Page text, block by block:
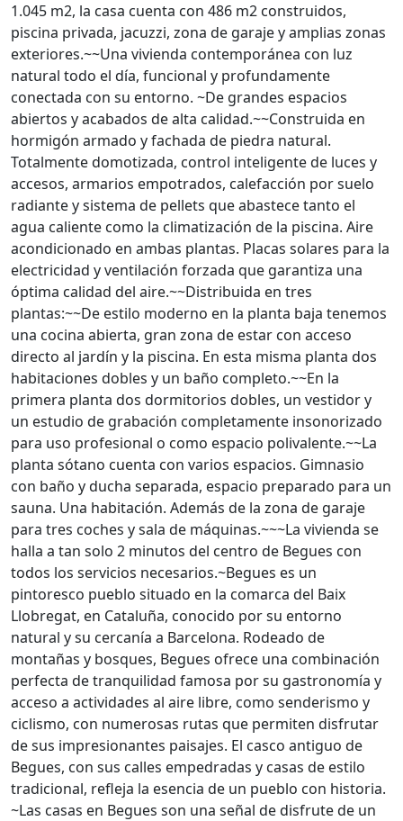
1.045 m2, la casa cuenta con 486 m2 construidos,
piscina privada, jacuzzi, zona de garaje y amplias zonas
exteriores.~~Una vivienda contemporánea con luz
natural todo el día, funcional y profundamente
conectada con su entorno. ~De grandes espacios
abiertos y acabados de alta calidad.~~Construida en
hormigón armado y fachada de piedra natural.
Totalmente domotizada, control inteligente de luces y
accesos, armarios empotrados, calefacción por suelo
radiante y sistema de pellets que abastece tanto el
agua caliente como la climatización de la piscina. Aire
acondicionado en ambas plantas. Placas solares para la
electricidad y ventilación forzada que garantiza una
óptima calidad del aire.~~Distribuida en tres
plantas:~~De estilo moderno en la planta baja tenemos
una cocina abierta, gran zona de estar con acceso
directo al jardín y la piscina. En esta misma planta dos
habitaciones dobles y un baño completo.~~En la
primera planta dos dormitorios dobles, un vestidor y
un estudio de grabación completamente insonorizado
para uso profesional o como espacio polivalente.~~La
planta sótano cuenta con varios espacios. Gimnasio
con baño y ducha separada, espacio preparado para un
sauna. Una habitación. Además de la zona de garaje
para tres coches y sala de máquinas.~~~La vivienda se
halla a tan solo 2 minutos del centro de Begues con
todos los servicios necesarios.~Begues es un
pintoresco pueblo situado en la comarca del Baix
Llobregat, en Cataluña, conocido por su entorno
natural y su cercanía a Barcelona. Rodeado de
montañas y bosques, Begues ofrece una combinación
perfecta de tranquilidad famosa por su gastronomía y
acceso a actividades al aire libre, como senderismo y
ciclismo, con numerosas rutas que permiten disfrutar
de sus impresionantes paisajes. El casco antiguo de
Begues, con sus calles empedradas y casas de estilo
tradicional, refleja la esencia de un pueblo con historia.
~Las casas en Begues son una señal de disfrute de un